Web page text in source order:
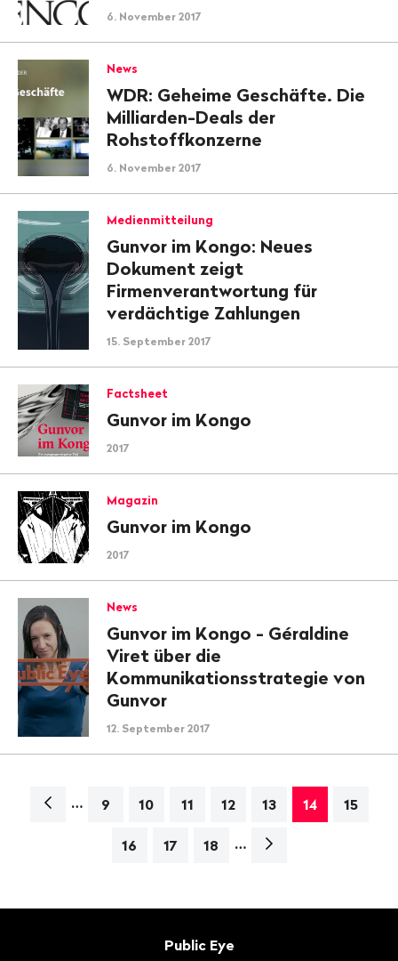
6. November 2017
News
WDR: Geheime Geschäfte. Die
Milliarden-Deals der
Rohstoffkonzerne
6. November 2017
Medienmitteilung
Gunvor im Kongo: Neues
Dokument zeigt
Firmenverantwortung für
verdächtige Zahlungen
15. September 2017
Factsheet
Gunvor im Kongo
2017
Magazin
Gunvor im Kongo
2017
News
Gunvor im Kongo - Géraldine
Viret über die
Kommunikationsstrategie von
Gunvor
12. September 2017
Navigation
… 9 10 11 12 13 14 15
16 17 18 …
Nächste
Public Eye